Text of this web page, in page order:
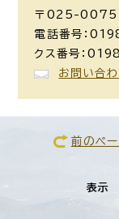
〒025-0075
電話番号：
クス番号：
お問い合わ
前のペ
表示